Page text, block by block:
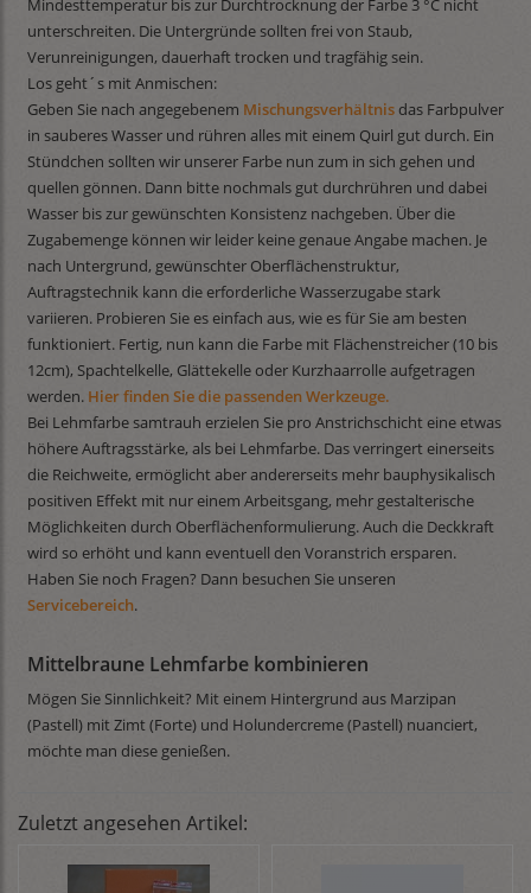
Mindesttemperatur bis zur Durchtrocknung der Farbe 3 °C nicht
unterschreiten. Die Untergründe sollten frei von Staub,
Verunreinigungen, dauerhaft trocken und tragfähig sein.
Los geht´s mit Anmischen:
Geben Sie nach angegebenem Mischungsverhältnisdas Farbpulver
in sauberes Wasser und rühren alles mit einem Quirl gut durch. Ein
Stündchen sollten wir unserer Farbe nun zum in sich gehen und
quellen gönnen. Dann bitte nochmals gut durchrühren und dabei
Wasser bis zur gewünschten Konsistenz nachgeben. Über die
Zugabemenge können wir leider keine genaue Angabe machen. Je
nach Untergrund, gewünschter Oberflächenstruktur,
Auftragstechnik kann die erforderliche Wasserzugabe stark
variieren. Probieren Sie es einfach aus, wie es für Sie am besten
funktioniert. Fertig, nun kann die Farbe mit Flächenstreicher (10 bis
12cm), Spachtelkelle, Glättekelle oder Kurzhaarrolle aufgetragen
werden. Hier finden Sie die passenden Werkzeuge.
Bei Lehmfarbe samtrauh erzielen Sie pro Anstrichschicht eine etwas
höhere Auftragsstärke, als bei Lehmfarbe. Das verringert einerseits
die Reichweite, ermöglicht aber andererseits mehr bauphysikalisch
positiven Effekt mit nur einem Arbeitsgang, mehr gestalterische
Möglichkeiten durch Oberflächenformulierung. Auch die Deckkraft
wird so erhöht und kann eventuell den Voranstrich ersparen.
Haben Sie noch Fragen? Dann besuchen Sie unseren
Servicebereich.
Mittelbraune Lehmfarbe kombinieren
Mögen Sie Sinnlichkeit? Mit einem Hintergrund aus Marzipan
(Pastell) mit Zimt (Forte) und Holundercreme (Pastell) nuanciert,
möchte man diese genießen.
Zuletzt angesehen Artikel: